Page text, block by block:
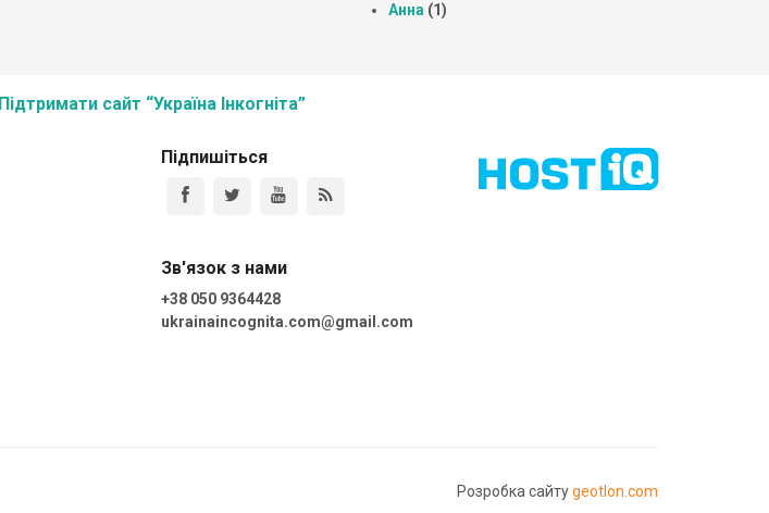
Анна (1)
Підтримати сайт “Україна Інкогніта”
Підпишіться
Зв'язок з нами
+38 050 9364428
ukrainaincognita.com@gmail.com
Розробка сайтуgeotlon.com